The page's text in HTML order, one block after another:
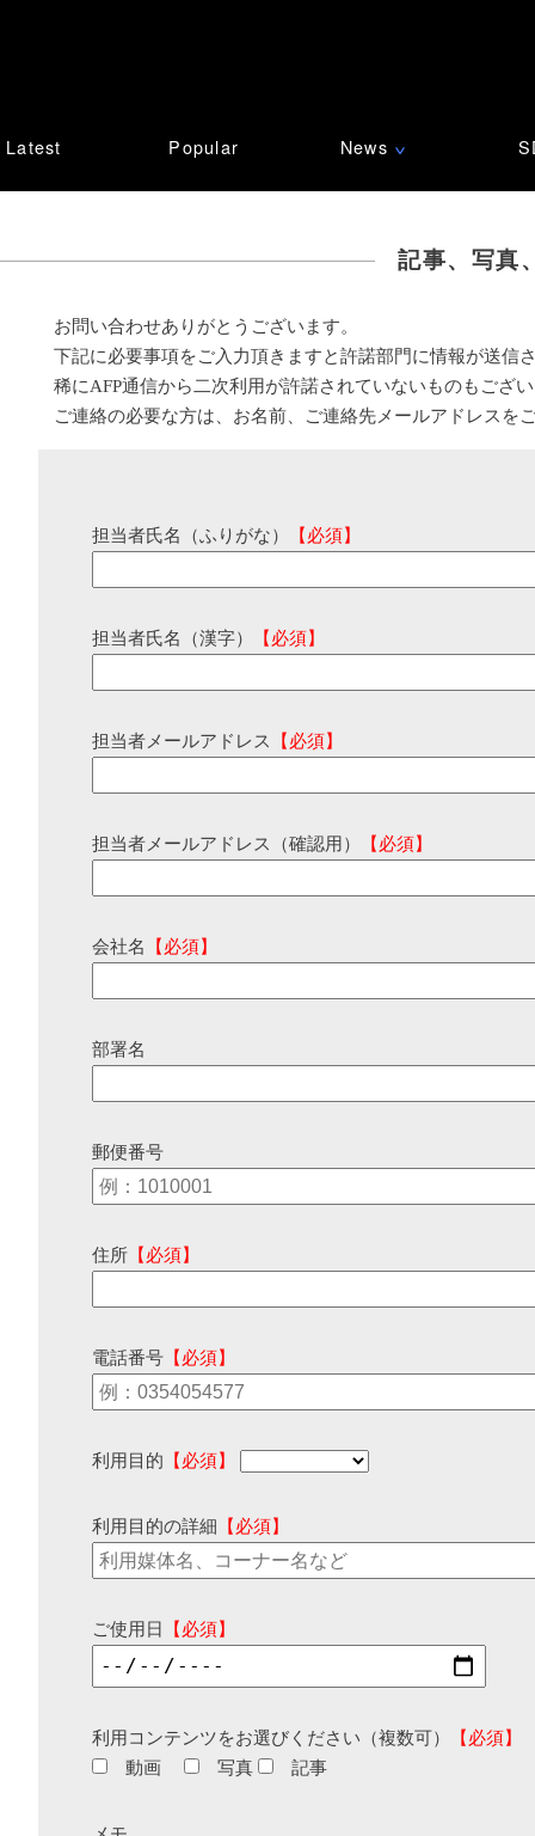
Latest Popular News ∨
記事、写真
お問い合わせありがとうございます。
下記に必要事項をご入力頂きますと許諾部門に情報が送信
稀にAFP通信から二次利用が許諾されていないものもござ
ご連絡の必要な方は、お名前、ご連絡先メールアドレスを
担当者氏名（ふりがな） 【必須】
担当者氏名（漢字） 【必須】
担当者メールアドレス 【必須】
担当者メールアドレス（確認用） 【必須】
会社名 【必須】
部署名
郵便番号
住所 【必須】
電話番号 【必須】
利用目的 【必須】
利用目的の詳細 【必須】
ご使用日 【必須】
利用コンテンツをお選びください（複数可）
【必須】
動画
写真 記事